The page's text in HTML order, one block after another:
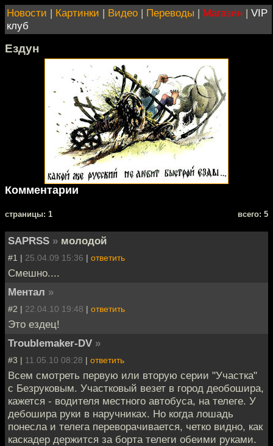
Новости | Картинки | Видео | Переводы | Магазин | VIP
клуб
Ездун
Комментарии
cтраницы: 1 всего: 5
SAPRSS » молодой
#1 | 25.04.09 15:36 | ответить
Смешно....
Ментал »
#2 | 22.04.10 19:48 | ответить
Это ездец!
Troublemaker-DV »
#3 | 11.05.10 08:28 | ответить
Всем смотреть первую или вторую серии "Участка"
с Безруковым. Участковый везет в город деобошира,
кажется - водителя местного автобуса, на телеге. У
дебошира руки в наручниках. Но когда лошадь
понесла и телега переворачивается, четко видно, как
каскадер держится за борта телеги обеими руками.